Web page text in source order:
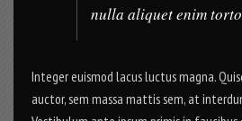
nulla aliquet enim
Integer euismod lacus luctus magna.
auctor, sem massa mattis sem, at